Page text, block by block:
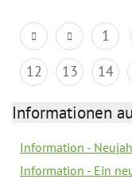
1
12
13 14
Informationen
Information -
Information - Ein